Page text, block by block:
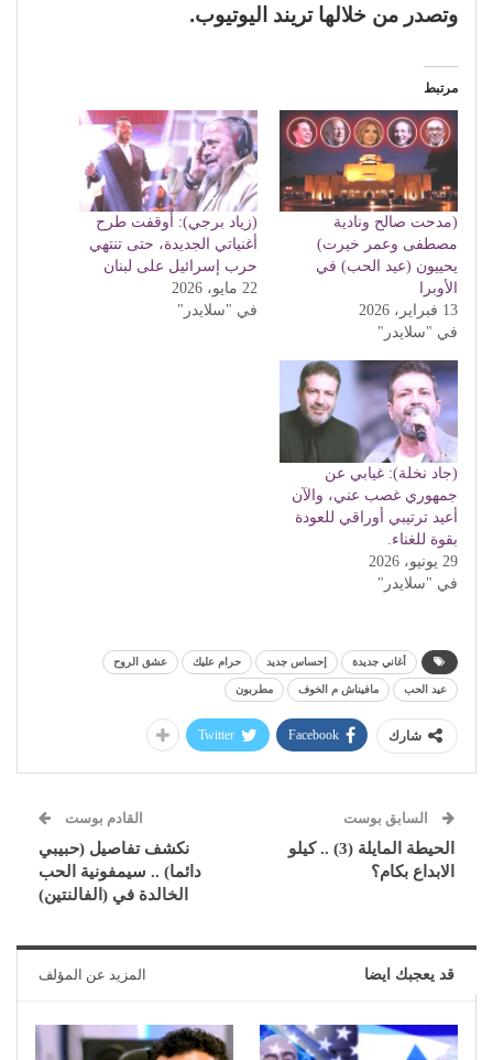
وتصدر من خلالها تريند اليوتيوب.
مرتبط
(مدحت صالح ونادية
مصطفى وعمر خيرت)
يحييون (عيد الحب) في
الأوبرا
13 فبراير، 2026
في "سلايدر"
(زياد برجي): أوقفت طرح
أغنياتي الجديدة، حتى تنتهي
حرب إسرائيل على لبنان
22 مايو، 2026
في "سلايدر"
(جاد نخلة): غيابي عن
جمهوري غصب عني، والآن
أعيد ترتيبي أوراقي للعودة
بقوة للغناء.
29 يونيو، 2026
في "سلايدر"
أغاني جديدة إحساس جديد حرام عليك عشق الروح
عيد الحب مافيناش م الخوف مطربون
شارك Facebook
Twitter
السابق بوست
الحيطة المايلة (3) .. كيلو
الابداع بكام؟
القادم بوست
نكشف تفاصيل (حبيبي
دائما) .. سيمفونية الحب
الخالدة في (الفالنتين)
قد يعجبك ايضا المزيد عن المؤلف